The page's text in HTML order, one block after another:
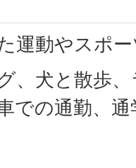
運動やスポ
、犬と散歩
での通勤、